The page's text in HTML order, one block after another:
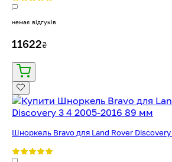
немає відгуків
11622₴
Шноркель Bravo для Land Rover